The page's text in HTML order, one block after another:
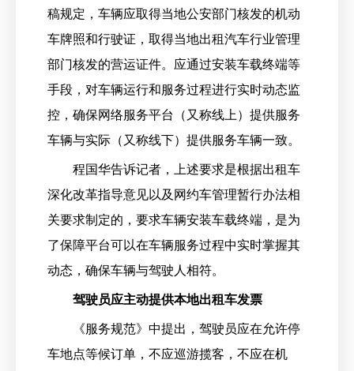
稿规定，车辆应取得当地公安部门核发的机动
车牌照和行驶证，取得当地出租汽车行业管理
部门核发的营运证件。应通过安装车载终端等
手段，对车辆运行和服务过程进行实时动态监
控，确保网络服务平台（又称线上）提供服务
车辆与实际（又称线下）提供服务车辆一致。
程国华告诉记者，上述要求是根据出租车
深化改革指导意见以及网约车管理暂行办法相
关要求制定的，要求车辆安装车载终端，是为
了保障平台可以在车辆服务过程中实时掌握其
动态，确保车辆与驾驶人相符。
驾驶员应主动提供本地出租车发票
《服务规范》中提出，驾驶员应在允许停
车地点等候订单，不应巡游揽客，不应在机